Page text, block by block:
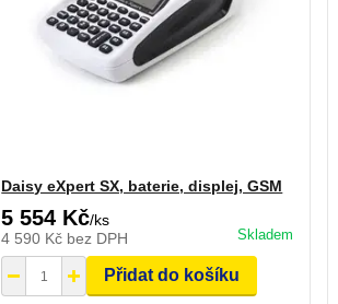
Daisy eXpert SX, baterie, displej, GSM
5 554 Kč/ks
4 590 Kč bez DPH Skladem
Přidat do košíku